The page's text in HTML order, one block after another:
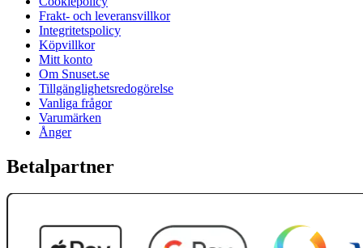
Frakt- och leveransvillkor
Integritetspolicy
Köpvillkor
Mitt konto
Om Snuset.se
Tillgänglighetsredogörelse
Vanliga frågor
Varumärken
Ånger
Betalpartner